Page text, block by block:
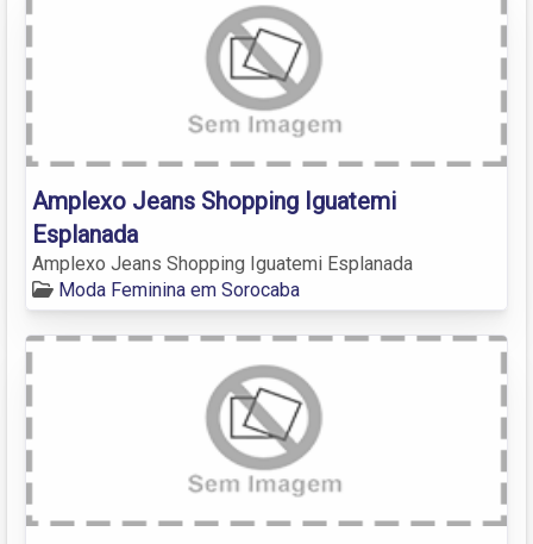
Amplexo Jeans Shopping Iguatemi
Esplanada
Amplexo Jeans Shopping Iguatemi Esplanada
Moda Feminina em Sorocaba